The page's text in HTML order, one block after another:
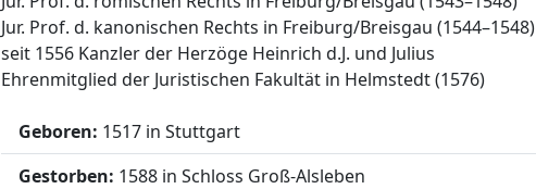
Jur. Prof. d. kanonischen Rechts in Freiburg/Breisgau (1544–1548)
seit 1556 Kanzler der Herzöge Heinrich d.J. und Julius
Ehrenmitglied der Juristischen Fakultät in Helmstedt (1576)
Geboren: 1517 in Stuttgart
Gestorben: 1588 in Schloss Groß-Alsleben